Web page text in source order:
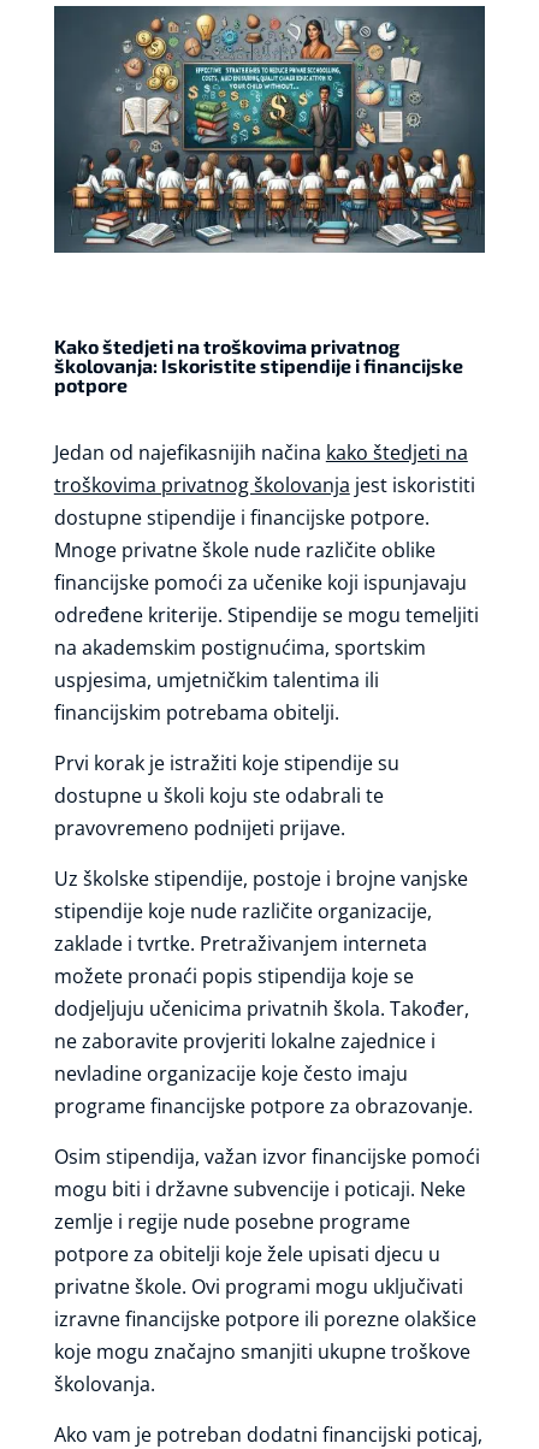
Kako štedjeti na troškovima privatnog
školovanja: Iskoristite stipendije i financijske
potpore
Jedan od najefikasnijih načina kako štedjeti na
troškovima privatnog školovanja jest iskoristiti
dostupne stipendije i financijske potpore.
Mnoge privatne škole nude različite oblike
financijske pomoći za učenike koji ispunjavaju
određene kriterije. Stipendije se mogu temeljiti
na akademskim postignućima, sportskim
uspjesima, umjetničkim talentima ili
financijskim potrebama obitelji.
Prvi korak je istražiti koje stipendije su
dostupne u školi koju ste odabrali te
pravovremeno podnijeti prijave.
Uz školske stipendije, postoje i brojne vanjske
stipendije koje nude različite organizacije,
zaklade i tvrtke. Pretraživanjem interneta
možete pronaći popis stipendija koje se
dodjeljuju učenicima privatnih škola. Također,
ne zaboravite provjeriti lokalne zajednice i
nevladine organizacije koje često imaju
programe financijske potpore za obrazovanje.
Osim stipendija, važan izvor financijske pomoći
mogu biti i državne subvencije i poticaji. Neke
zemlje i regije nude posebne programe
potpore za obitelji koje žele upisati djecu u
privatne škole. Ovi programi mogu uključivati
izravne financijske potpore ili porezne olakšice
koje mogu značajno smanjiti ukupne troškove
školovanja.
Ako vam je potreban dodatni financijski poticaj,